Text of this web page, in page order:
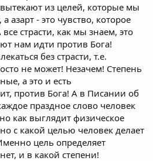
из целей, которые мы
азарт - это чувство, которое
все страсти, как мы знаем, это
нам идти против Бога!
без страсти, т.е.
не может! Незачем! Степень
а это и есть
против Бога! А в Писании об
праздное слово человек
как выглядит физическое
с какой целью человек делает
цель определяет
и в какой степени!